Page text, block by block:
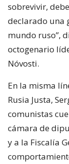
sobrevivir,
declarado una
mundo ruso”,
octogenario
Nóvosti.
En la misma
Rusia Justa,
comunistas
cámara de
y a la Fiscalía